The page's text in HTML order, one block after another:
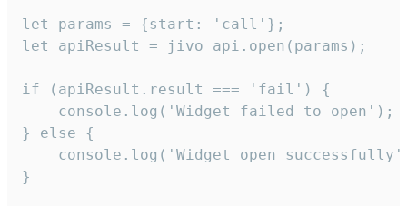
let params = {start: 'call'};
let apiResult = jivo_api.open(params);
if (apiResult.result === 'fail') {
    console.log('Widget failed to open');
} else {
console.log('Widget open
}